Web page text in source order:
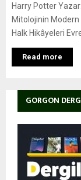
Harry Potter
Mitolojinin Modern
Halk Hikâyeleri
Read more
GORGON